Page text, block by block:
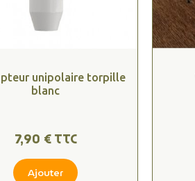
unipolaire torpille
blanc
7,90 € TTC
Ajouter